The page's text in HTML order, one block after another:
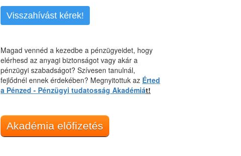
Visszahívást kérek!
Magad vennéd a kezedbe a pénzügyeidet, hogy
elérhesd az anyagi biztonságot vagy akár a
pénzügyi szabadságot? Szívesen tanulnál,
fejlődnél ennek érdekében? Megnyitottuk az Érted
a Pénzed - Pénzügyi tudatosság Akadémiát!
Akadémia előfizetés